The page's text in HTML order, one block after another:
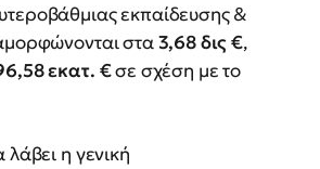
εκπαίδευσης &
στα3,68 δις €,
εκατ. €σε σχέση με το
η γενική